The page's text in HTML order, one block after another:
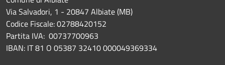
Via Salvadori, 1 - 20847 Albiate (MB)
Codice Fiscale: 02788420152
Partita IVA: 00737700963
IBAN: IT 81 O 05387 32410 000049369334